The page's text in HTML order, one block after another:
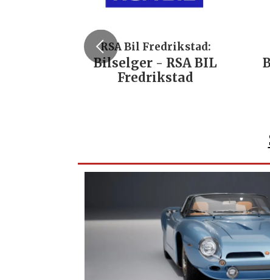
RSA Bil Fredrikstad:
Bilselger - RSA BIL
Fredrikstad